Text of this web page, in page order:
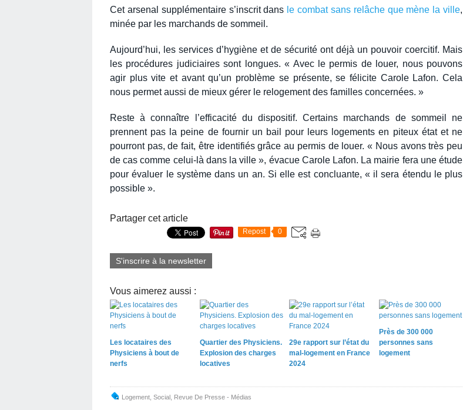
Cet arsenal supplémentaire s’inscrit dans le combat sans relâche que mène la ville,
minée par les marchands de sommeil.
Aujourd’hui, les services d’hygiène et de sécurité ont déjà un pouvoir coercitif. Mais
les procédures judiciaires sont longues. « Avec le permis de louer, nous pouvons
agir plus vite et avant qu’un problème se présente, se félicite Carole Lafon. Cela
nous permet aussi de mieux gérer le relogement des familles concernées. »
Reste à connaître l’efficacité du dispositif. Certains marchands de sommeil ne
prennent pas la peine de fournir un bail pour leurs logements en piteux état et ne
pourront pas, de fait, être identifiés grâce au permis de louer. « Nous avons très peu
de cas comme celui-là dans la ville », évacue Carole Lafon. La mairie fera une étude
pour évaluer le système dans un an. Si elle est concluante, « il sera étendu le plus
possible ».
Partager cet article
Repost 0
S'inscrire à la newsletter
Vous aimerez aussi :
Les locataires des
Physiciens à bout de
nerfs
Quartier des Physiciens.
Explosion des charges
locatives
29e rapport sur l’état du
mal-logement en France
2024
Près de 300 000
personnes sans
logement
Logement Social Revue De Presse - Médias